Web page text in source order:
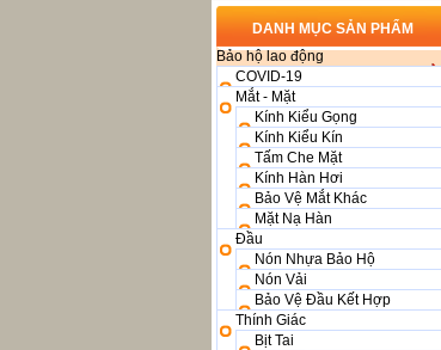
DANH MỤC SẢN PHẨM
Bảo hộ lao động
COVID-19
Mắt - Mặt
Kính Kiểu Gọng
Kính Kiểu Kín
Tấm Che Mặt
Kính Hàn Hơi
Bảo Vệ Mắt Khác
Mặt Nạ Hàn
Đầu
Nón Nhựa Bảo Hộ
Nón Vải
Bảo Vệ Đầu Kết Hợp
Thính Giác
Bịt Tai